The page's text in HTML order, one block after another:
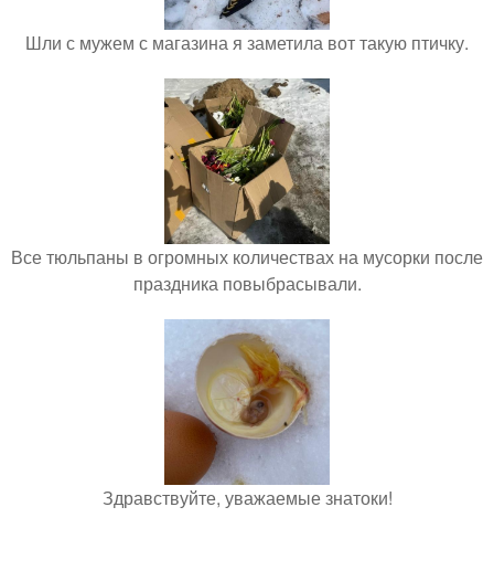
Шли с мужем с магазина я заметила вот такую птичку.
Все тюльпаны в огромных количествах на мусорки после
праздника повыбрасывали.
Здравствуйте, уважаемые знатоки!